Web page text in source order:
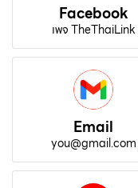
Facebook
เพจ TheThaiLink
Email
you@gmail.com